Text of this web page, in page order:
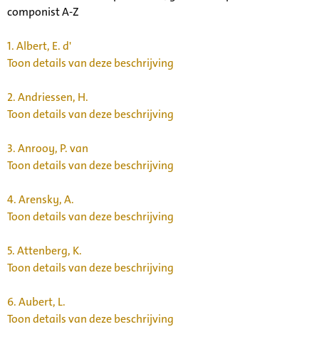
componist A-Z
1.Albert, E. d'
Toon details van deze beschrijving
2.Andriessen, H.
Toon details van deze beschrijving
3.Anrooy, P. van
Toon details van deze beschrijving
4.Arensky, A.
Toon details van deze beschrijving
5.Attenberg, K.
Toon details van deze beschrijving
6.Aubert, L.
Toon details van deze beschrijving